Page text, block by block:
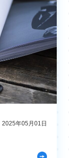
2025年05月01日